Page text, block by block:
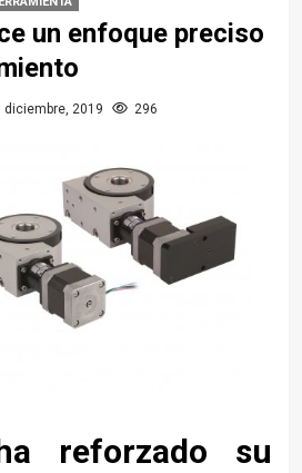
un enfoque preciso
diciembre, 2019 296
reforzado su